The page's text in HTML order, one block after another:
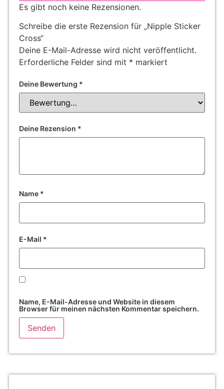
Es gibt noch keine Rezensionen.
Schreibe die erste Rezension für „Nipple Sticker
Cross“
Deine E-Mail-Adresse wird nicht veröffentlicht.
Erforderliche Felder sind mit * markiert
Deine Bewertung *
Deine Rezension *
Name *
E-Mail *
Name, E-Mail-Adresse und Website in diesem
Browser für meinen nächsten Kommentar speichern.